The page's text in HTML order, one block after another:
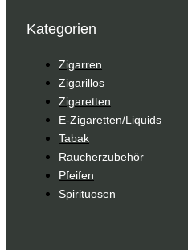
Kategorien
Zigarren
Zigarillos
Zigaretten
E-Zigaretten/Liquids
Tabak
Raucherzubehör
Pfeifen
Spirituosen